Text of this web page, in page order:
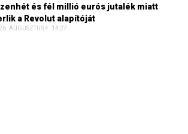
és fél millió eurós jutalék miatt
a Revolut alapítóját
AUGUSZTUS 4. 14:27